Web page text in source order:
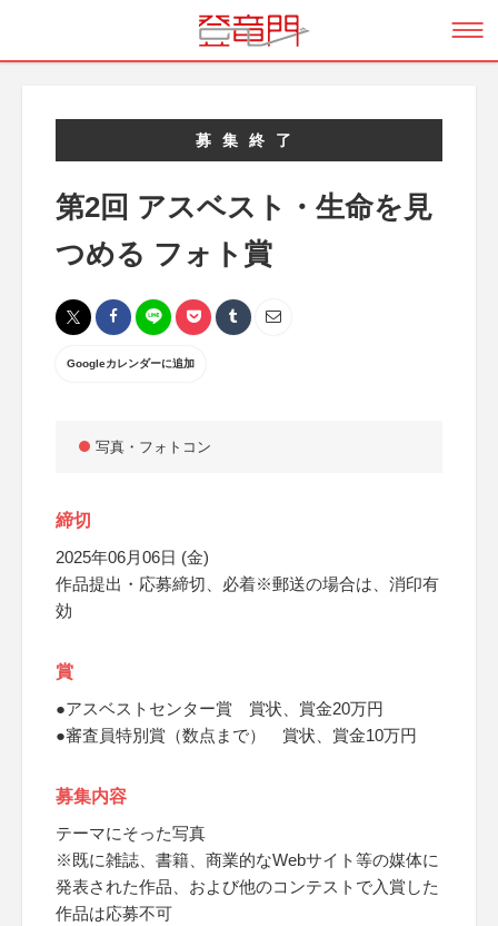
募集終了
第2回 アスベスト・生命を見
つめる フォト賞
Googleカレンダーに追加
写真・フォトコン
締切
2025年06月06日 (金)
作品提出・応募締切、必着※郵送の場合は、消印有
効
賞
●アスベストセンター賞 賞状、賞金20万円
●審査員特別賞（数点まで） 賞状、賞金10万円
募集内容
テーマにそった写真
※既に雑誌、書籍、商業的なWebサイト等の媒体に
発表された作品、および他のコンテストで入賞した
作品は応募不可